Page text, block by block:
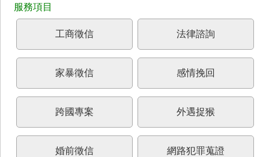
工商徵信 法律諮詢
家暴徵信 感情挽回
跨國專案 外遇捉猴
婚前徵信 網路犯罪蒐證